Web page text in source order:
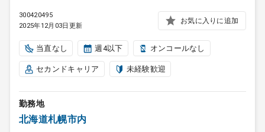
300420495
2025年12月03日更新
お気に入りに追加
当直なし 週4以下 オンコールなし
セカンドキャリア 未経験歓迎
勤務地
北海道札幌市内